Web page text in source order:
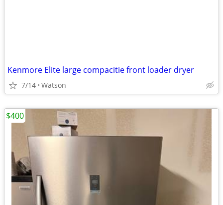
Kenmore Elite large compacitie front loader dryer
7/14 Watson
$400